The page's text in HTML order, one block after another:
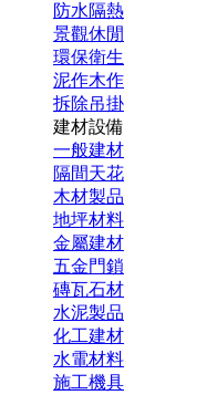
防水隔熱
景觀休閒
環保衛生
泥作木作
拆除吊掛
建材設備
一般建材
隔間天花
木材製品
地坪材料
金屬建材
五金門鎖
磚瓦石材
水泥製品
化工建材
水電材料
施工機具